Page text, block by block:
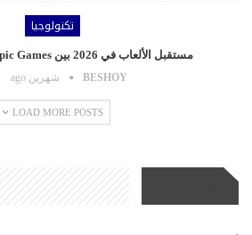
تكنولوجيا
مستقبل الألعاب في 2026 بين Epic Games وPlayStation…
BESHOY شهرين ago
LOAD MORE POSTS